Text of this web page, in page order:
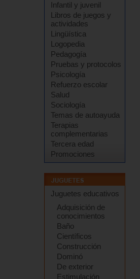
Infantil y juvenil
Libros de juegos y
actividades
Lingüística
Logopedia
Pedagogía
Pruebas y protocolos
Psicología
Refuerzo escolar
Salud
Sociología
Temas de autoayuda
Terapias
complementarias
Tercera edad
Promociones
Juguetes educativos
Adquisición de
conocimientos
Baño
Científicos
Construcción
Dominó
De exterior
Estimulación